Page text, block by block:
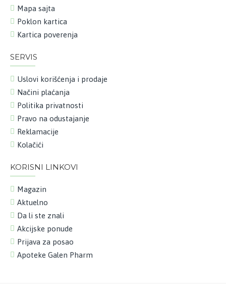
Mapa sajta
Poklon kartica
Kartica poverenja
SERVIS
Uslovi korišćenja i prodaje
Načini plaćanja
Politika privatnosti
Pravo na odustajanje
Reklamacije
Kolačići
KORISNI LINKOVI
Magazin
Aktuelno
Da li ste znali
Akcijske ponude
Prijava za posao
Apoteke Galen Pharm